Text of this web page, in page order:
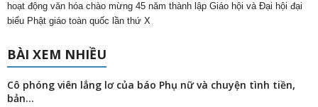
hoạt động văn hóa chào mừng 45 năm thành lập Giáo hội và Đại hội đại
biểu Phật giáo toàn quốc lần thứ X
BÀI XEM NHIỀU
Cô phóng viên lẳng lơ của báo Phụ nữ và chuyện tình tiền,
bản...